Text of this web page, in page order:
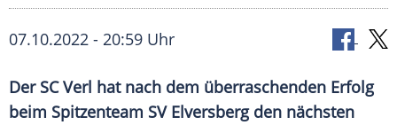
07.10.2022 - 20:59 Uhr
Der SC Verl hat nach dem überraschenden Erfolg
beim Spitzenteam SV Elversberg den nächsten